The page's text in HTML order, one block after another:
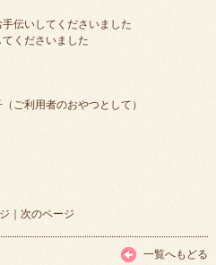
伝いしてくださいました
くださいました
利用者のおやつとして）
｜ 次のページ
一覧へもどる